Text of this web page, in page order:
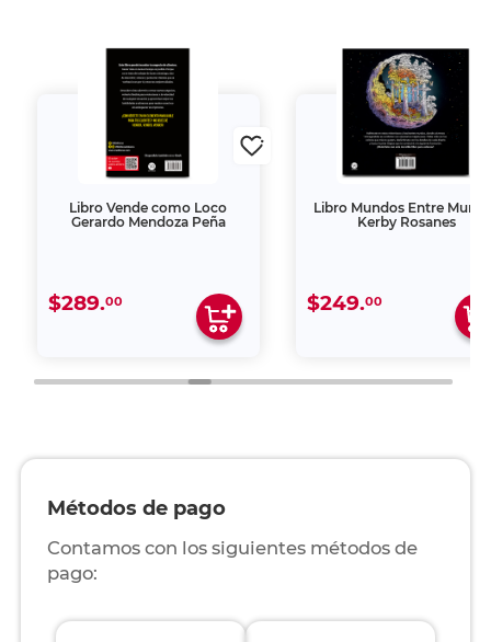
Libro Vende como Loco
Gerardo Mendoza Peña
$289.00
Libro Mundos Entre
Kerby Rosanes
$249.00
Métodos de pago
Contamos con los siguientes métodos de
pago: